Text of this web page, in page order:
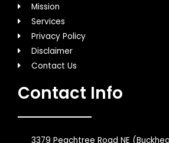
Mission
Services
Privacy Policy
Disclaimer
Contact Us
Contact Info
3379 Peachtree Road NE